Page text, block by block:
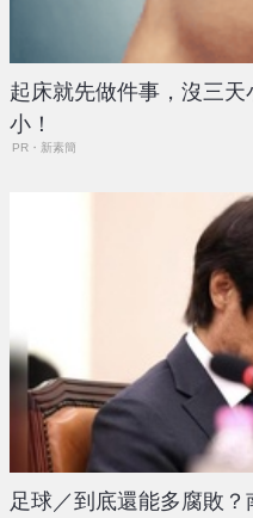
起床就先做件事，沒三
小！
PR・新素簡
足球／到底還能多腐敗